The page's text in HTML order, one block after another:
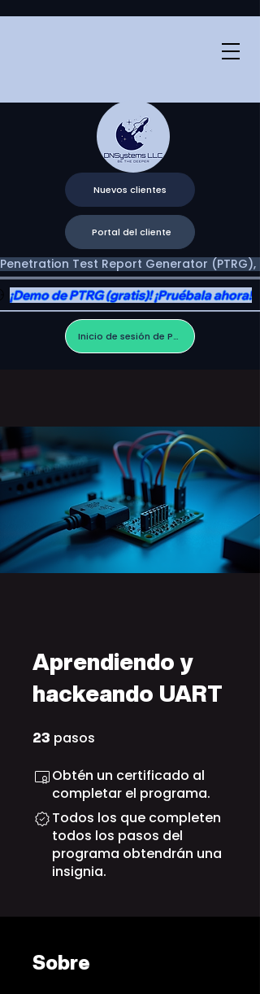
Nuevos clientes
Portal del cliente
¡Demo de PTRG (gratis)! ¡Pruébala ahora!
Penetration Test Report Generator
Inicio de sesión de PTRG
Aprendiendo y
hackeando UART
23 pasos
Obtén un certificado al
completar el programa.
Todos los que completen
todos los pasos del
programa obtendrán una
insignia.
Sobre